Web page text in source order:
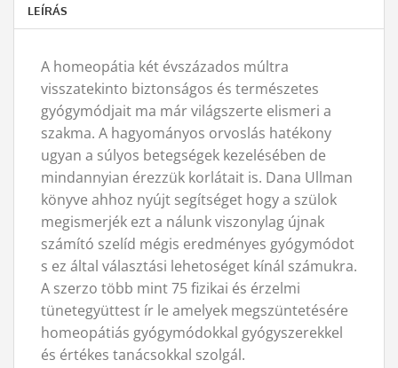
LEÍRÁS
A homeopátia két évszázados múltra
visszatekinto biztonságos és természetes
gyógymódjait ma már világszerte elismeri a
szakma. A hagyományos orvoslás hatékony
ugyan a súlyos betegségek kezelésében de
mindannyian érezzük korlátait is. Dana Ullman
könyve ahhoz nyújt segítséget hogy a szülok
megismerjék ezt a nálunk viszonylag újnak
számító szelíd mégis eredményes gyógymódot
s ez által választási lehetoséget kínál számukra.
A szerzo több mint 75 fizikai és érzelmi
tünetegyüttest ír le amelyek megszüntetésére
homeopátiás gyógymódokkal gyógyszerekkel
és értékes tanácsokkal szolgál.